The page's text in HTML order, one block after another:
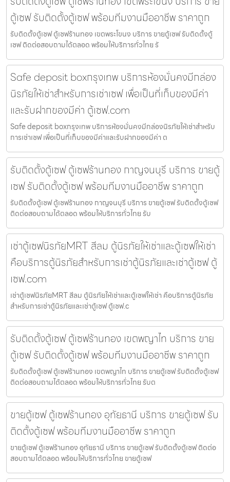
ตู้เซฟ รับติดตั้งตู้เซฟ พร้อมทีมงานมืออาชีพ ราคาถูก
รับติดตั้งตู้เซฟ ตู้เซฟร้านทอง เขตพระโขนง บริการ ขายตู้เซฟ รับติดตั้งตู้
เซฟ ติดต่อสอบถามได้ตลอด พร้อมให้บริการทั่วไทย รั
Safe deposit boxกรุงเทพ บริการห้องมั่นคงมีกล่อง
นิรภัยให้เช่าสำหรับการเช่าเซฟ เพื่อเป็นที่เก็บของมีค่า
และรับฝากของมีค่า ตู้เซฟ.com
Safe deposit boxกรุงเทพ บริการห้องมั่นคงมีกล่องนิรภัยให้เช่าสำหรับ
การเช่าเซฟ เพื่อเป็นที่เก็บของมีค่าและรับฝากของมีค่า ต
รับติดตั้งตู้เซฟ ตู้เซฟร้านทอง กาญจนบุรี บริการ ขายตู้
เซฟ รับติดตั้งตู้เซฟ พร้อมทีมงานมืออาชีพ ราคาถูก
รับติดตั้งตู้เซฟ ตู้เซฟร้านทอง กาญจนบุรี บริการ ขายตู้เซฟ รับติดตั้งตู้เซฟ
ติดต่อสอบถามได้ตลอด พร้อมให้บริการทั่วไทย รับ
เช่าตู้เซฟนิรภัยMRT สีลม ตู้นิรภัยให้เช่าและตู้เซฟให้เช่า
คือบริการตู้นิรภัยสำหรับการเช่าตู้นิรภัยและเช่าตู้เซฟ ตู้
เซฟ.com
เช่าตู้เซฟนิรภัยMRT สีลม ตู้นิรภัยให้เช่าและตู้เซฟให้เช่า คือบริการตู้นิรภัย
สำหรับการเช่าตู้นิรภัยและเช่าตู้เซฟ ตู้เซฟ.c
รับติดตั้งตู้เซฟ ตู้เซฟร้านทอง เขตพญาไท บริการ ขาย
ตู้เซฟ รับติดตั้งตู้เซฟ พร้อมทีมงานมืออาชีพ ราคาถูก
รับติดตั้งตู้เซฟ ตู้เซฟร้านทอง เขตพญาไท บริการ ขายตู้เซฟ รับติดตั้งตู้เซฟ
ติดต่อสอบถามได้ตลอด พร้อมให้บริการทั่วไทย รับต
ขายตู้เซฟ ตู้เซฟร้านทอง อุทัยธานี บริการ ขายตู้เซฟ รับ
ติดตั้งตู้เซฟ พร้อมทีมงานมืออาชีพ ราคาถูก
ขายตู้เซฟ ตู้เซฟร้านทอง อุทัยธานี บริการ ขายตู้เซฟ รับติดตั้งตู้เซฟ ติดต่อ
สอบถามได้ตลอด พร้อมให้บริการทั่วไทย ขายตู้เซฟ